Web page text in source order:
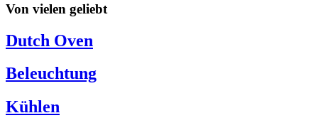
Von vielen geliebt
Dutch Oven
Beleuchtung
Kühlen